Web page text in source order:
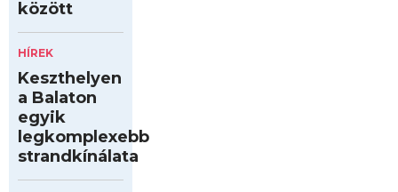
között
HÍREK
Keszthelyen
a Balaton
egyik
legkomplexebb
strandkínálata